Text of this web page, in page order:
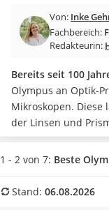
Aluminium-Koffer
Futterboot
E-Bike-Dreirad
Trekkingschuhe Herren
Reisetasche mit Rollen
Klimmzugstation
Koffer
Nachtsichtgerät
Handgepäck-Koffer
Von: Inke
Fachbereich:
Redakteurin:
Bereits seit 100
Olympus an Optik-
Mikroskopen.
der Linsen und
Qualität. Auch
unterstreichen,
Feldstecher für
1 - 2 von 7: Beste
Stand: 06.08.2026